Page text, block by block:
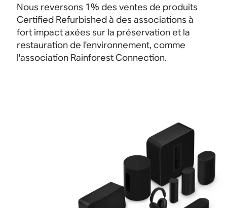
Nous reversons 1% des ventes de produits
Certified Refurbished à des associations à
fort impact axées sur la préservation et la
restauration de l'environnement, comme
l'association Rainforest Connection.